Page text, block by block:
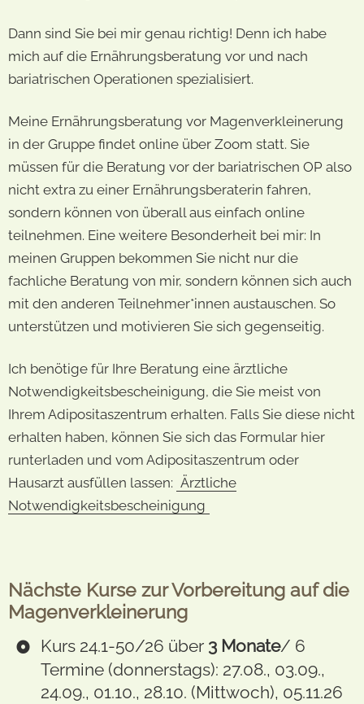
Dann sind Sie bei mir genau richtig! Denn ich habe
mich auf die Ernährungsberatung vor und nach
bariatrischen Operationen spezialisiert.
Meine Ernährungsberatung vor Magenverkleinerung
in der Gruppe findet online über Zoom statt. Sie
müssen für die Beratung vor der bariatrischen OP also
nicht extra zu einer Ernährungsberaterin fahren,
sondern können von überall aus einfach online
teilnehmen. Eine weitere Besonderheit bei mir: In
meinen Gruppen bekommen Sie nicht nur die
fachliche Beratung von mir, sondern können sich auch
mit den anderen Teilnehmer*innen austauschen. So
unterstützen und motivieren Sie sich gegenseitig.
Ich benötige für Ihre Beratung eine ärztliche
Notwendigkeitsbescheinigung, die Sie meist von
Ihrem Adipositaszentrum erhalten. Falls Sie diese nicht
erhalten haben, können Sie sich das Formular hier
runterladen und vom Adipositaszentrum oder
Hausarzt ausfüllen lassen: Ärztliche
Notwendigkeitsbescheinigung
Nächste Kurse zur Vorbereitung auf die
Magenverkleinerung
Kurs 24.1-50/26 über 3 Monate/ 6
Termine (donnerstags): 27.08., 03.09.,
24.09., 01.10., 28.10. (Mittwoch), 05.11.26